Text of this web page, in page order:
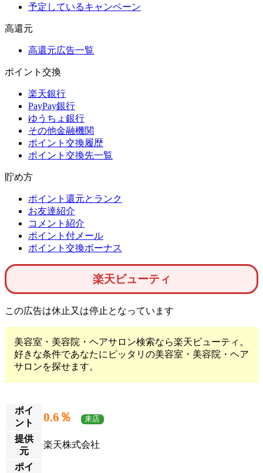
予定しているキャンペーン
高還元
高還元広告一覧
ポイント交換
楽天銀行
PayPay銀行
ゆうちょ銀行
その他金融機関
ポイント交換履歴
ポイント交換先一覧
貯め方
ポイント還元とランク
お友達紹介
コメント紹介
ポイント付メール
ポイント交換ボーナス
楽天ビューティ
この広告は休止又は停止となっています
美容室・美容院・ヘアサロン検索なら楽天ビューティ。
好きな条件であなたにピッタリの美容室・美容院・ヘア
サロンを探せます。
ポイ
ント
0.6％ 来店
提供
元
楽天株式会社
ポイ